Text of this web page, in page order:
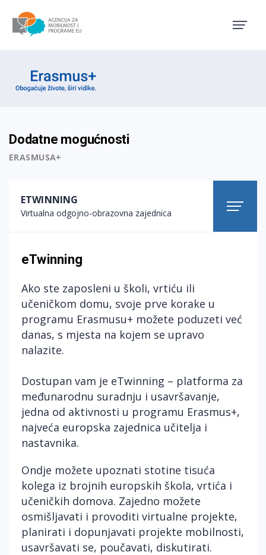
Dodatne mogućnosti
ERASMUSA+
ETWINNING
Virtualna odgojno-obrazovna zajednica
eTwinning
Ako ste zaposleni u školi, vrtiću ili
učeničkom domu, svoje prve korake u
programu Erasmusu+ možete poduzeti već
danas, s mjesta na kojem se upravo
nalazite.
Dostupan vam je eTwinning – platforma za
međunarodnu suradnju i usavršavanje,
jedna od aktivnosti u programu Erasmus+,
najveća europska zajednica učitelja i
nastavnika.
Ondje možete upoznati stotine tisuća
kolega iz brojnih europskih škola, vrtića i
učeničkih domova. Zajedno možete
osmišljavati i provoditi virtualne projekte,
planirati i dopunjavati projekte mobilnosti,
usavršavati se, poučavati, diskutirati.